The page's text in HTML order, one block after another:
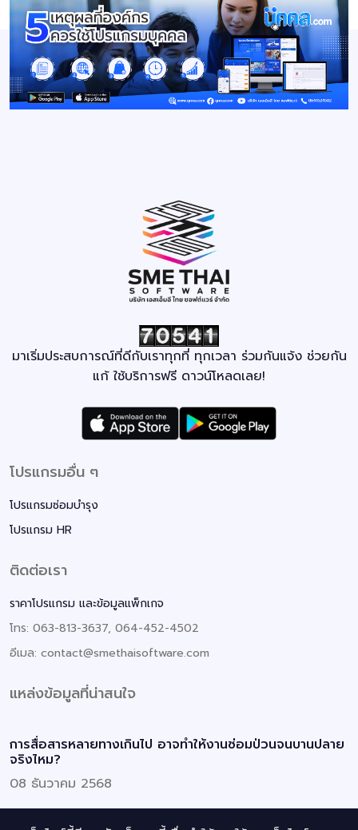
มาเริ่มประสบการณ์ที่ดีกับเราทุกที่ ทุกเวลา ร่วมกันแจ้ง ช่วยกัน
แก้ ใช้บริการฟรี ดาวน์โหลดเลย!
โปรแกรมอื่น ๆ
โปรแกรมซ่อมบำรุง
โปรแกรม HR
ติดต่อเรา
ราคาโปรแกรม และข้อมูลแพ็กเกจ
โทร: 063-813-3637, 064-452-4502
อีเมล: contact@smethaisoftware.com
แหล่งข้อมูลที่น่าสนใจ
การสื่อสารหลายทางเกินไป อาจทำให้งานซ่อมป่วนจนบานปลาย
จริงไหม?
08 ธันวาคม 2568
Checklist สิ้นปีสำหรับพนักงานออฟฟิศ ต้องทำอะไรบ้างนะ?